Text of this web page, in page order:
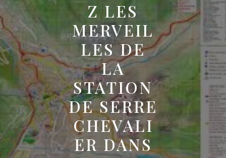
Z LES
MERVEIL
LES DE
LA
STATION
DE SERRE
CHEVALI
ER DANS